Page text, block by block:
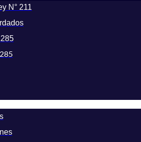
N° 211